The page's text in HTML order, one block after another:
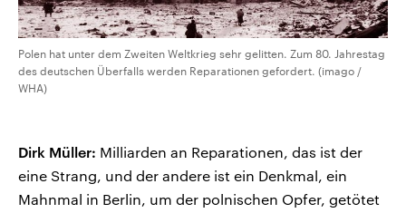
Polen hat unter dem Zweiten Weltkrieg sehr gelitten. Zum 80. Jahrestag
des deutschen Überfalls werden Reparationen gefordert. (imago /
WHA)
Dirk Müller: Milliarden an Reparationen, das ist der
eine Strang, und der andere ist ein Denkmal, ein
Mahnmal in Berlin, um der polnischen Opfer, getötet